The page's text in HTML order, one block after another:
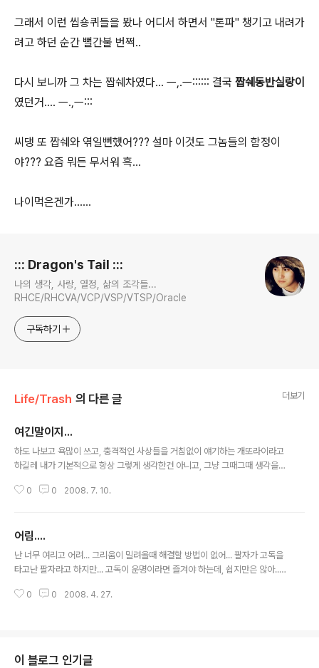
그래서 이런 씹숑퀴들을 봤나 어디서 하면서 "톤파" 챙기고 내려가
려고 하던 순간 뻘간불 번쩍..
다시 보니까 그 차는 짭쉐차였다... ㅡ,.ㅡ:::::: 결국 짭쉐동반실랑이
였던거.... ㅡ.,ㅡ:::
씨댕 또 짭쉐와 엮일뻔했어??? 설마 이것도 그놈들의 함정이
야??? 요즘 뭐든 무서워 흑...
나이먹은겐가......
::: Dragon's Tail :::
나의 생각, 사랑, 열정, 삶의 조각들...
RHCE/RHCVA/VCP/VSP/VTSP/Oracle
구독하기
Life/Trash 의 다른 글 더보기
여긴말이지...
하도 나보고 욕많이 쓰고, 충격적인 사상들을 거침없이 얘기하는 개또라이라고
하길레 내가 기본적으로 항상 그렇게 생각한건 아니고, 그냥 그때그때 생각을
걸가지고 난리냐 라고 말하고선 생각해보니 그럴수도 있겠다 싶어서 카테고리
것들을 작성하기도 해..... 생각의 현상화라는거겠지.....그러나 충격받는 이쁜 동
생들을 위해서 공간하나 뺐어... 말그대로 여긴 쓰레기통이야....뭐든 머릿속에
순간적으로 떠올랐을때, 깊이 생각하든 얕게 생각하든, 아예 생각이 없이 그냥
0 0 2008. 7. 10.
어림....
난 너무 여리고 어려... 그리움이 밀려올때 해결할 방법이 없어... 팔자가 고독을
타고난 팔자라고 하지만... 고독이 운명이라면 즐겨야 하는데, 쉽지만은 않아...
어있는것일까...
0 0 2008. 4. 27.
이 블로그 인기글